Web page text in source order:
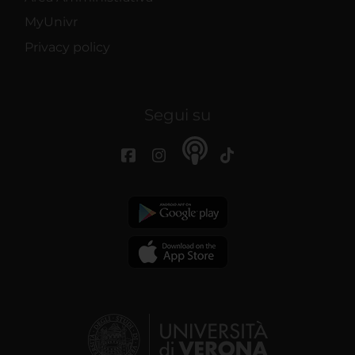
MyUnivr
Privacy policy
Segui su